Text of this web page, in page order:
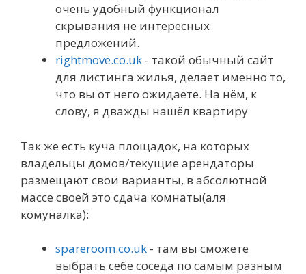
очень удобный функционал
скрывания не интересных
предложений.
rightmove.co.uk - такой обычный сайт
для листинга жилья, делает именно то,
что вы от него ожидаете. На нём, к
слову, я дважды нашёл квартиру
Так же есть куча площадок, на которых
владельцы домов/текущие арендаторы
размещают свои варианты, в абсолютной
массе своей это сдача комнаты(аля
комуналка):
spareroom.co.uk - там вы сможете
выбрать себе соседа по самым разным